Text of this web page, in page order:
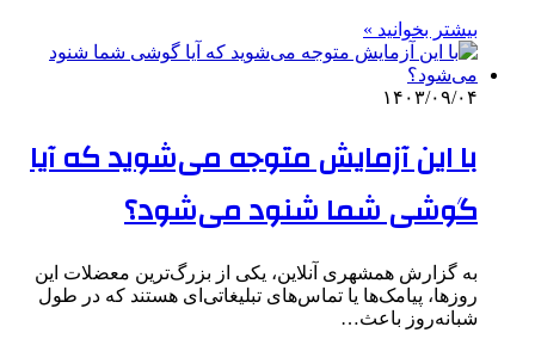
بیشتر بخوانید »
۱۴۰۳/۰۹/۰۴
با این آزمایش متوجه می‌شوید که آیا
گوشی شما شنود می‌شود؟
به گزارش همشهری آنلاین، یکی از بزرگ‌ترین معضلات این
روزها، پیامک‌ها یا تماس‌های تبلیغاتی‌ای هستند که در طول
شبانه‌روز باعث…